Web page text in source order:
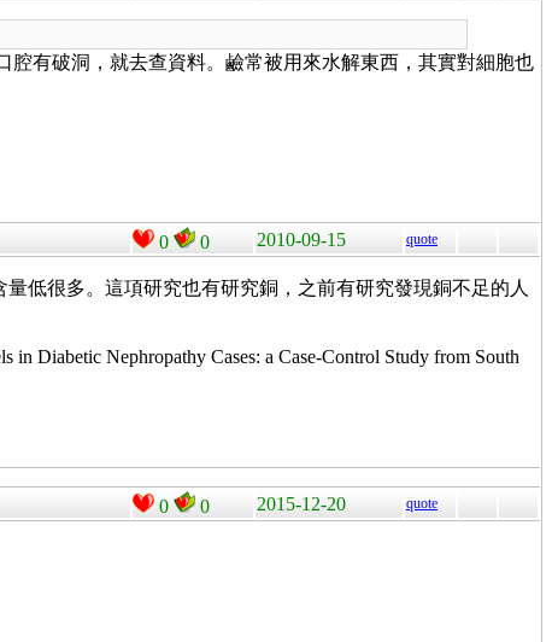
有破洞，就去查資料。鹼常被用來水解東西，其實對細胞也
0 0 2010-09-15 quote
低很多。這項研究也有研究銅，之前有研究發現銅不足的人
in Diabetic Nephropathy Cases: a Case-Control Study from South
0 0 2015-12-20 quote